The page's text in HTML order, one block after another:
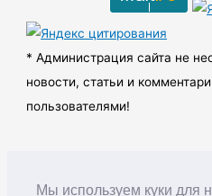
Мы используем куки для
ы
* Администрация сайта не
новости, статьи и
пользователями!